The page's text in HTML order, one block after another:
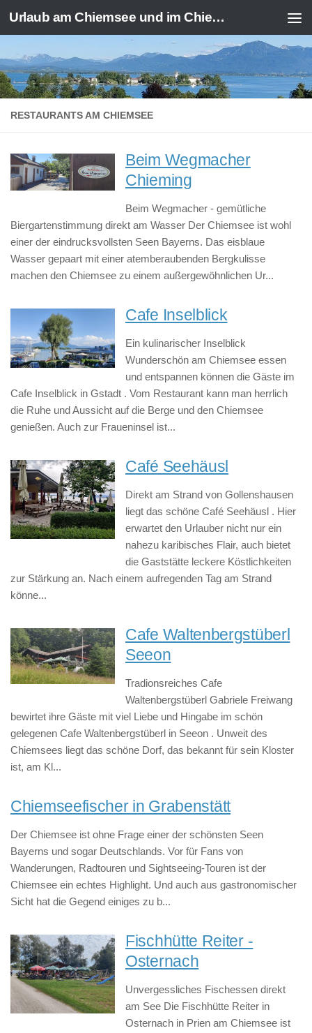
Zum Inhalt springen Urlaub am Chiemsee und im Chiemgau
RESTAURANTS AM CHIEMSEE
Beim Wegmacher
Chieming
Beim Wegmacher - gemütliche
Biergartenstimmung direkt am Wasser Der Chiemsee ist wohl
einer der eindrucksvollsten Seen Bayerns. Das eisblaue
Wasser gepaart mit einer atemberaubenden Bergkulisse
machen den Chiemsee zu einem außergewöhnlichen Ur...
Cafe Inselblick
Ein kulinarischer Inselblick
Wunderschön am Chiemsee essen
und entspannen können die Gäste im
Cafe Inselblick in Gstadt . Vom Restaurant kann man herrlich
die Ruhe und Aussicht auf die Berge und den Chiemsee
genießen. Auch zur Fraueninsel ist...
Café Seehäusl
Direkt am Strand von Gollenshausen
liegt das schöne Café Seehäusl . Hier
erwartet den Urlauber nicht nur ein
nahezu karibisches Flair, auch bietet
die Gaststätte leckere Köstlichkeiten
zur Stärkung an. Nach einem aufregenden Tag am Strand
könne...
Cafe Waltenbergstüberl
Seeon
Tradionsreiches Cafe
Waltenbergstüberl Gabriele Freiwang
bewirtet ihre Gäste mit viel Liebe und Hingabe im schön
gelegenen Cafe Waltenbergstüberl in Seeon . Unweit des
Chiemsees liegt das schöne Dorf, das bekannt für sein Kloster
ist, am Kl...
Chiemseefischer in Grabenstätt
Der Chiemsee ist ohne Frage einer der schönsten Seen
Bayerns und sogar Deutschlands. Vor für Fans von
Wanderungen, Radtouren und Sightseeing-Touren ist der
Chiemsee ein echtes Highlight. Und auch aus gastronomischer
Sicht hat die Gegend einiges zu b...
Fischhütte Reiter -
Osternach
Unvergessliches Fischessen direkt
am See Die Fischhütte Reiter in
Osternach in Prien am Chiemsee ist